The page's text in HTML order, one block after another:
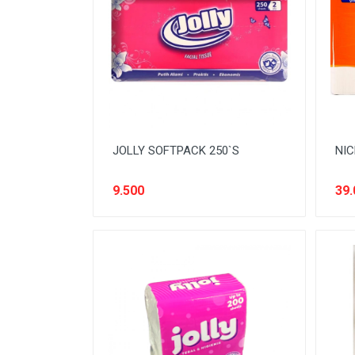
BODY CARE
BREAKFAST
BUMBU
ENERGY DRINK
FACE CARE
INSEKTISIDA
INSTANT
JOLLY SOFTPACK 250`S
9.500